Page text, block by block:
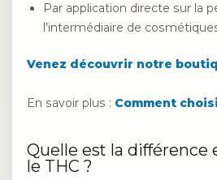
Par application directe sur la
l’intermédiaire de
Venez découvrir notre
En savoir plus : Comment
Quelle est la différence
le THC ?